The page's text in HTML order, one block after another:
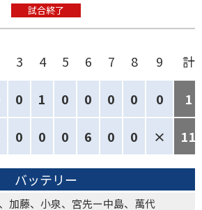
試合終了
3 4 5 6 7 8 9 計
0 1 0 0 0 0 0 1
0 0 0 6 0 0 × 11
バッテリー
加藤、小泉、宮先ー中島、萬代